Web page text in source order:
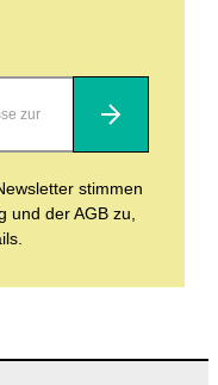
Abonnieren
stimmen
und der AGB zu,